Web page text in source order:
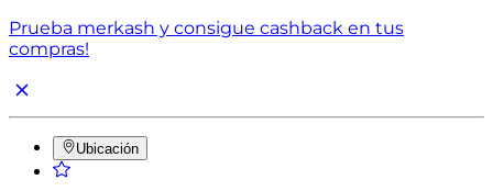
Prueba merkash y consigue cashback en tus
compras!
Ubicación